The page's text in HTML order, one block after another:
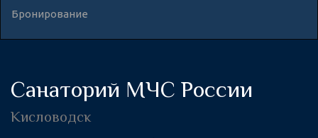
Бронирование
Санаторий МЧС России
Кисловодск